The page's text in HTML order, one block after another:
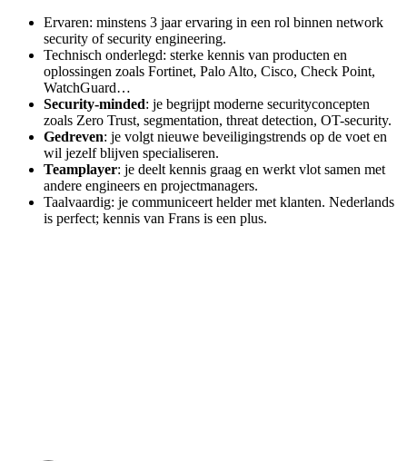
Ervaren: minstens 3 jaar ervaring in een rol binnen network
security of security engineering.
Technisch onderlegd: sterke kennis van producten en
oplossingen zoals Fortinet, Palo Alto, Cisco, Check Point,
WatchGuard…
Security-minded: je begrijpt moderne securityconcepten
zoals Zero Trust, segmentation, threat detection, OT-security.
Gedreven: je volgt nieuwe beveiligingstrends op de voet en
wil jezelf blijven specialiseren.
Teamplayer: je deelt kennis graag en werkt vlot samen met
andere engineers en projectmanagers.
Taalvaardig: je communiceert helder met klanten. Nederlands
is perfect; kennis van Frans is een plus.